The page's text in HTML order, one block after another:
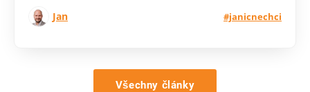
Jan #janicnechci
Všechny články